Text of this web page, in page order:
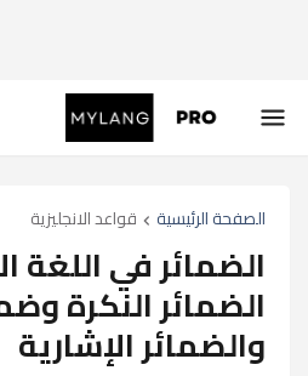
الصفحة الرئيسية قواعد الانجليزية
الضمائر في اللغة
الضمائر النكرة
والضمائر الإشارية